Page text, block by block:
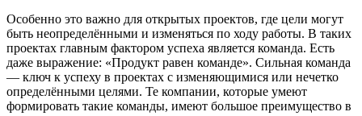
Особенно это важно для открытых проектов, где цели могут
быть неопределёнными и изменяться по ходу работы. В таких
проектах главным фактором успеха является команда. Есть
даже выражение: «Продукт равен команде». Сильная команда
— ключ к успеху в проектах с изменяющимися или нечетко
определёнными целями. Те компании, которые умеют
формировать такие команды, имеют большое преимущество в